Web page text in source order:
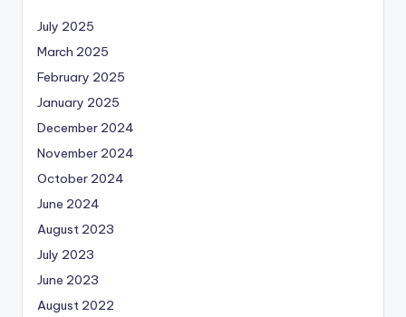
July 2025
March 2025
February 2025
January 2025
December 2024
November 2024
October 2024
June 2024
August 2023
July 2023
June 2023
August 2022